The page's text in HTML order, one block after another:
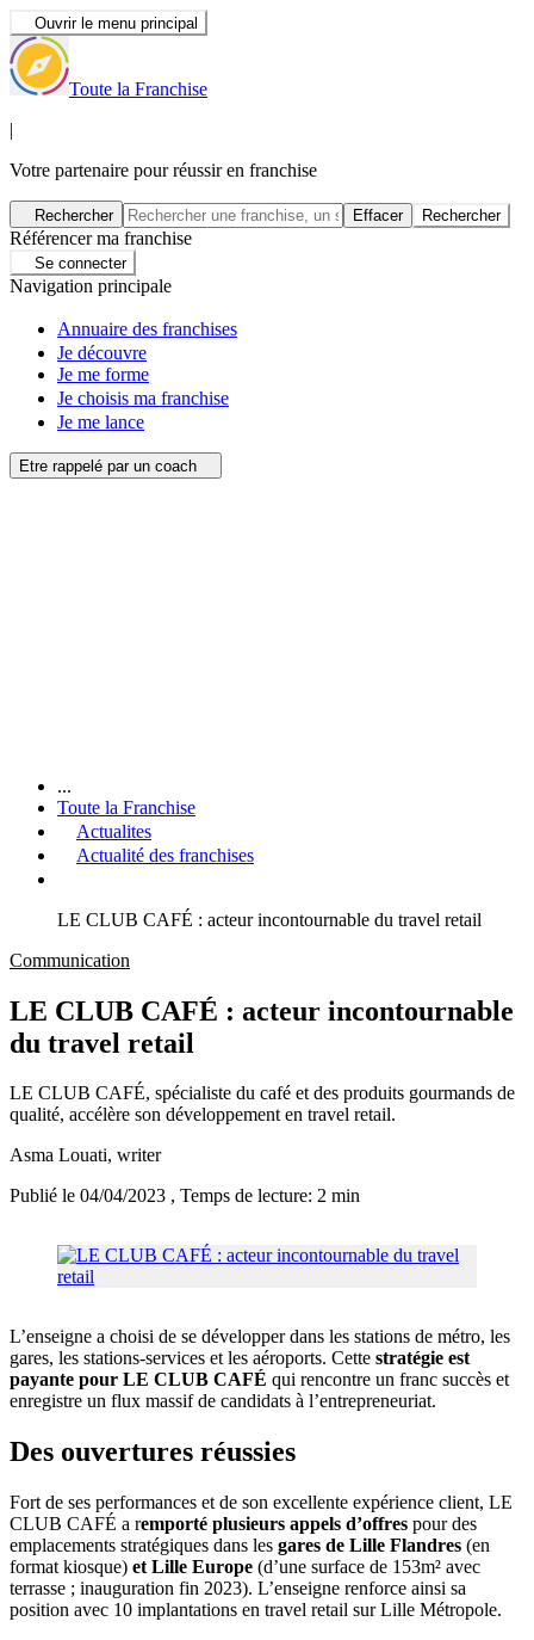
Ouvrir le menu principal
Toute la Franchise
|
Votre partenaire pour réussir en franchise
Rechercher Effacer Rechercher
Référencer ma franchise
Se connecter
Navigation principale
Annuaire des franchises
Je découvre
Je me forme
Je choisis ma franchise
Je me lance
Etre rappelé par un coach
...
Toute la Franchise
Actualites
Actualité des franchises
LE CLUB CAFÉ : acteur incontournable du travel retail
Communication
LE CLUB CAFÉ : acteur incontournable
du travel retail
LE CLUB CAFÉ, spécialiste du café et des produits gourmands de
qualité, accélère son développement en travel retail.
Asma Louati, writer
Publié le 04/04/2023 , Temps de lecture: 2 min
L’enseigne a choisi de se développer dans les stations de métro, les
gares, les stations-services et les aéroports. Cette stratégie est
payante pour LE CLUB CAFÉ qui rencontre un franc succès et
enregistre un flux massif de candidats à l’entrepreneuriat.
Des ouvertures réussies
Fort de ses performances et de son excellente expérience client, LE
CLUB CAFÉ a remporté plusieurs appels d’offres pour des
emplacements stratégiques dans les gares de Lille Flandres (en
format kiosque) et Lille Europe (d’une surface de 153m² avec
terrasse ; inauguration fin 2023). L’enseigne renforce ainsi sa
position avec 10 implantations en travel retail sur Lille Métropole.